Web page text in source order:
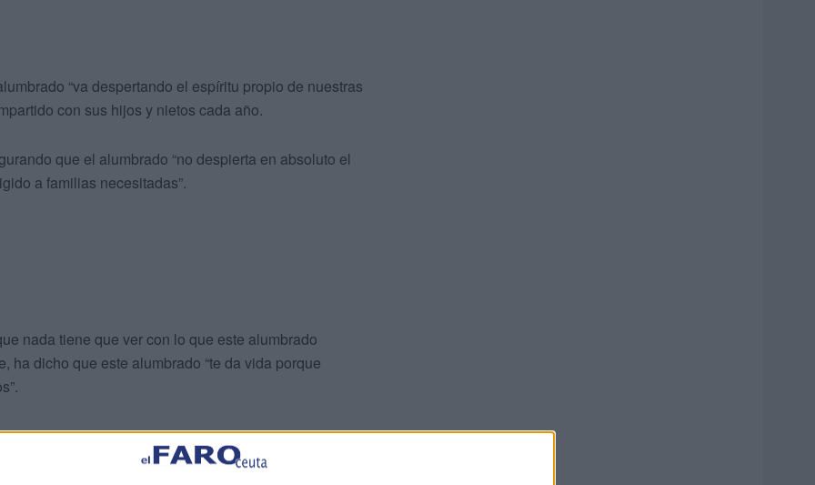
“va despertando el espíritu propio de nuestras
con sus hijos y nietos cada año.
que el alumbrado “no despierta en absoluto el
a familias necesitadas”.
nada tiene que ver con lo que este alumbrado
ha dicho que este alumbrado “te da vida porque
Seguín “te da vida porque necesitamos esa magia,